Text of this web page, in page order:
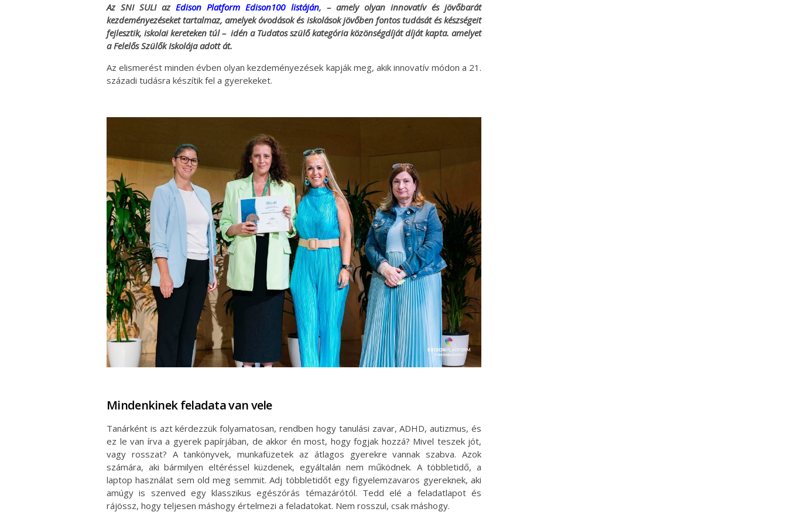
Az SNI SULI azEdison Platform Edison100 listáján, – amely olyan innovatív és jövőbarát
kezdeményezéseket tartalmaz, amelyek óvodások és iskolások jövőben fontos tudását és készségeit
fejlesztik, iskolai kereteken túl – idén a Tudatos szülő kategória közönségdíját díját kapta. amelyet
a Felelős Szülők Iskolája adott át.
Az elismerést minden évben olyan kezdeményezések kapják meg, akik innovatív módon a 21.
századi tudásra készítik fel a gyerekeket.
Mindenkinek feladata van vele
Tanárként is azt kérdezzük folyamatosan, rendben hogy tanulási zavar, ADHD, autizmus, és
ez le van írva a gyerek papírjában, de akkor én most, hogy fogjak hozzá? Mivel teszek jót,
vagy rosszat? A tankönyvek, munkafüzetek az átlagos gyerekre vannak szabva. Azok
számára, aki bármilyen eltéréssel küzdenek, egyáltalán nem működnek. A többletidő, a
laptop használat sem old meg semmit. Adj többletidőt egy figyelemzavaros gyereknek, aki
amúgy is szenved egy klasszikus egészórás témazárótól. Tedd elé a feladatlapot és
rájössz, hogy teljesen máshogy értelmezi a feladatokat. Nem rosszul, csak máshogy.